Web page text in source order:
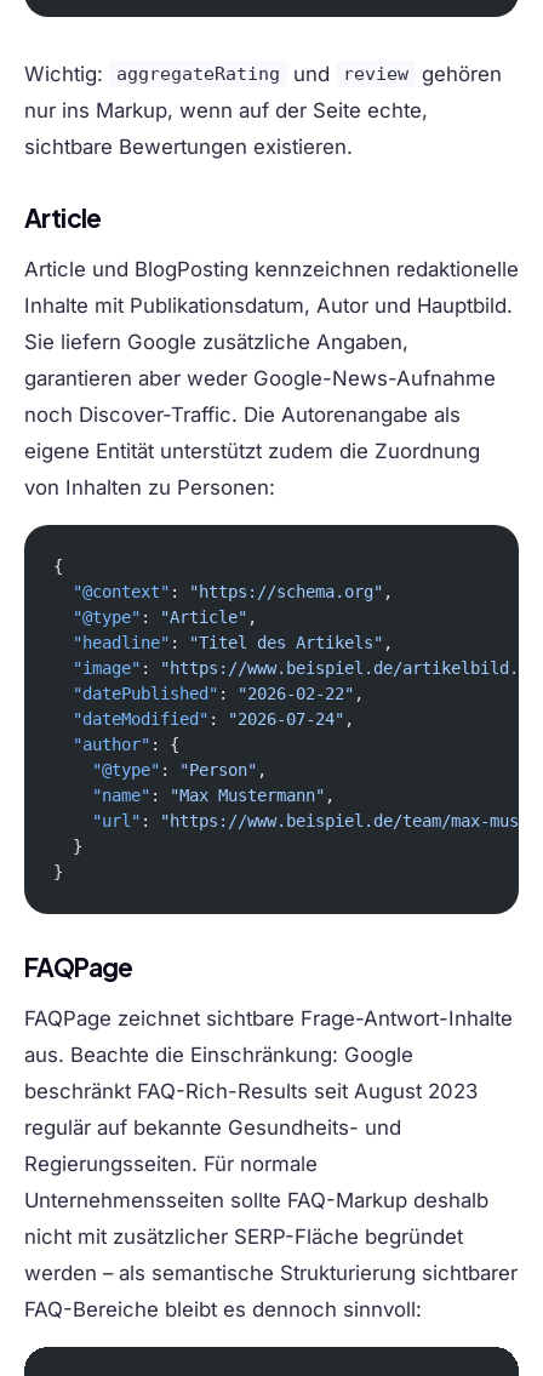
Wichtig: aggregateRating und review
gehören
nur ins Markup, wenn auf der Seite echte,
sichtbare Bewertungen existieren.
Article
Article und BlogPosting kennzeichnen redaktionelle
Inhalte mit Publikationsdatum, Autor und Hauptbild.
Sie liefern Google zusätzliche Angaben,
garantieren aber weder Google-News-Aufnahme
noch Discover-Traffic. Die Autorenangabe als
eigene Entität unterstützt zudem die Zuordnung
von Inhalten zu Personen:
{
  "@context"
: "https://schema.org" ,
  "@type"
: "Article" ,
  "headline"
: "Titel des Artikels" ,
  "image"
:
"https://www.beispiel.de/
  "datePublished"
: "2026-02-22" ,
  "dateModified"
: "2026-07-24" ,
  "author"
: {
    "@type"
: "Person" ,
    "name"
: "Max Mustermann" ,
    "url"
:
"https://www.beispiel.de/team/max-
  }
}
FAQPage
FAQPage zeichnet sichtbare Frage-Antwort-Inhalte
aus. Beachte die Einschränkung: Google
beschränkt FAQ-Rich-Results seit August 2023
regulär auf bekannte Gesundheits- und
Regierungsseiten. Für normale
Unternehmensseiten sollte FAQ-Markup deshalb
nicht mit zusätzlicher SERP-Fläche begründet
werden – als semantische Strukturierung sichtbarer
FAQ-Bereiche bleibt es dennoch sinnvoll: